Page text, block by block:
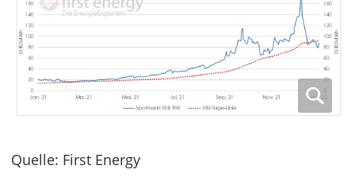
Quelle: First Energy